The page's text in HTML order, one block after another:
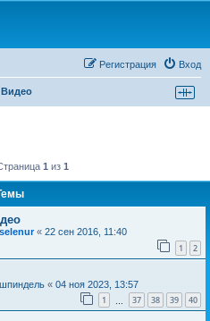
Вход
Регистрация
Видео
1 из 1
selenur« 22 сен 2016, 11:40
1 2
шпиндель « 04 ноя 2023, 13:57
1 37 38 39 40